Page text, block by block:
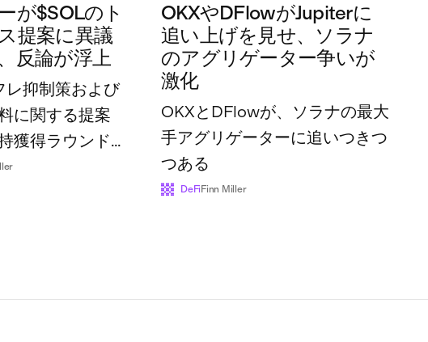
が$SOLのト
提案に異議
反論が浮上
レ抑制策および
に関する提案
獲得ラウンドを
OKXやDFlowがJupiterに
追い上げを見せ、ソラナ
のアグリゲーター争いが
激化
OKXとDFlowが、ソラナの最大
手アグリゲーターに追いつきつ
つある
DeFiFinn Miller